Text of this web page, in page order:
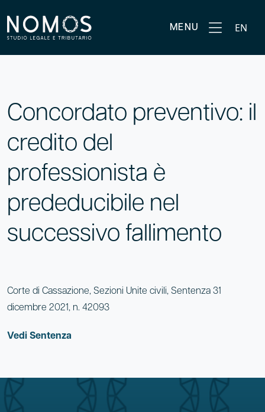
MENU EN
Concordato preventivo: il
credito del
professionista è
prededucibile nel
successivo fallimento
Corte di Cassazione, Sezioni Unite civili, Sentenza 31
dicembre 2021, n. 42093
Vedi Sentenza